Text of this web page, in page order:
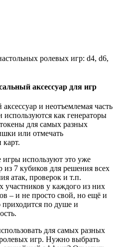
ролевых игр: d4, d6,
аксессуар для игр
и неотъемлемая часть
как генераторы
для самых разных
или отмечать
карт.
используют это уже
7 кубиков для решения всех
атак, проверок и т.п.
участников у каждого из них
– и не просто свой, но ещё и
по душе и
для самых разных
игр. Нужно выбрать